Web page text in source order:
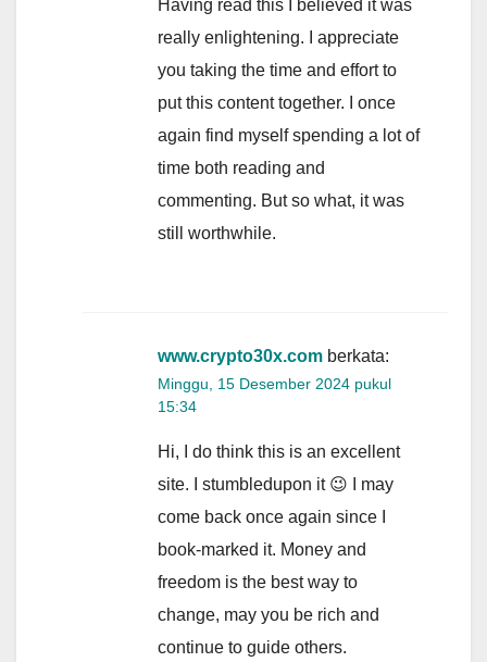
Having read this I believed it was
really enlightening. I appreciate
you taking the time and effort to
put this content together. I once
again find myself spending a lot of
time both reading and
commenting. But so what, it was
still worthwhile.
www.crypto30x.com berkata:
Minggu, 15 Desember 2024 pukul
15:34
Hi, I do think this is an excellent
site. I stumbledupon it 😉 I may
come back once again since I
book-marked it. Money and
freedom is the best way to
change, may you be rich and
continue to guide others.